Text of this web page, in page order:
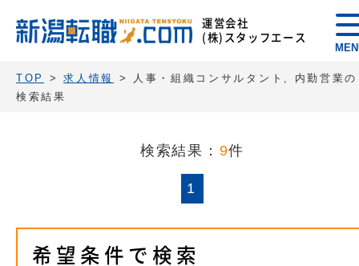
運営会社
(株)スタッフエース
TOP >求人情報
> 人事・組織コンサルタント, 内勤営業の
検索結果
検索結果： 9件
1
希望条件で検索